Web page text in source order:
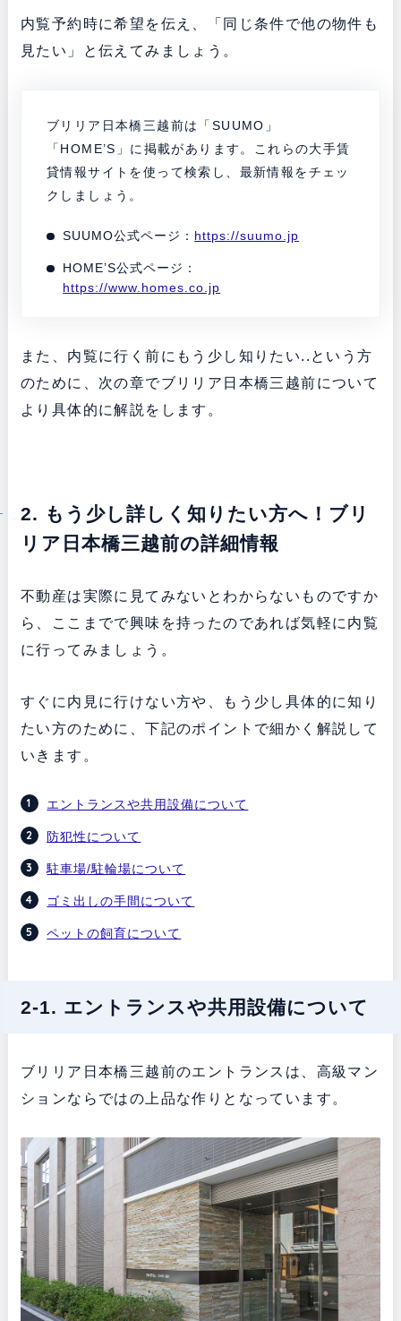
内覧予約時に希望を伝え、「同じ条件で他の物件も
見たい」と伝えてみましょう。
ブリリア日本橋三越前は「SUUMO」
「HOME’S」に掲載があります。これらの大手賃
貸情報サイトを使って検索し、最新情報をチェッ
クしましょう。
SUUMO公式ページ： https://suumo.jp
HOME’S公式ページ：
https://www.homes.co.jp
また、内覧に行く前にもう少し知りたい..という方
のために、次の章でブリリア日本橋三越前について
より具体的に解説をします。
2. もう少し詳しく知りたい方へ！ブリ
リア日本橋三越前の詳細情報
不動産は実際に見てみないとわからないものですか
ら、ここまでで興味を持ったのであれば気軽に内覧
に行ってみましょう。
すぐに内見に行けない方や、もう少し具体的に知り
たい方のために、下記のポイントで細かく解説して
いきます。
エントランスや共用設備について
防犯性について
駐車場/駐輪場について
ゴミ出しの手間について
ペットの飼育について
2-1. エントランスや共用設備について
ブリリア日本橋三越前のエントランスは、高級マン
ションならではの上品な作りとなっています。